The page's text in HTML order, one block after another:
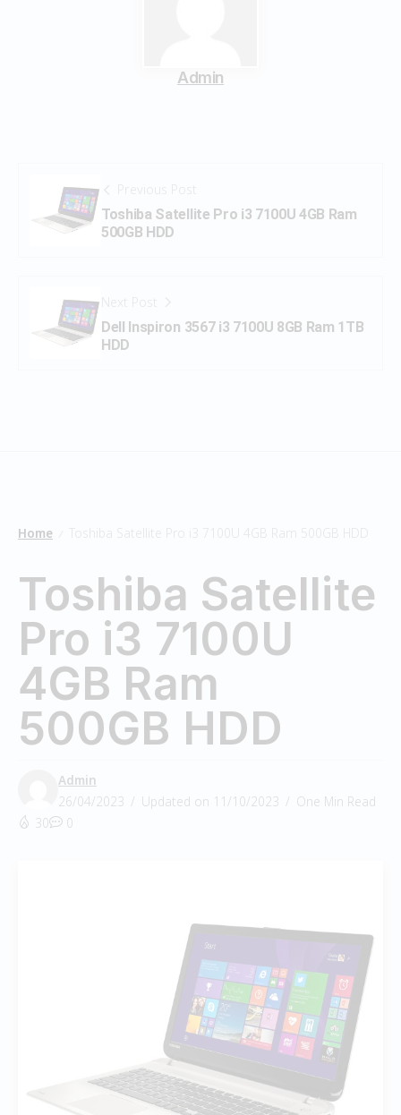
Admin
Previous Post
Toshiba Satellite Pro i3 7100U 4GB Ram
500GB HDD
Next Post
Dell Inspiron 3567 i3 7100U 8GB Ram 1TB
HDD
Home Toshiba Satellite Pro i3 7100U 4GB Ram 500GB HDD
Toshiba Satellite
Pro i3 7100U
4GB Ram
500GB HDD
Admin
26/04/2023
Updated on 11/10/2023
One Min Read
30
0